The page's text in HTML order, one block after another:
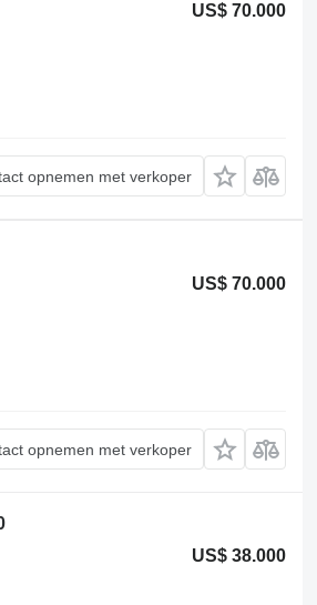
US$ 70.000
opnemen met verkoper
US$ 70.000
opnemen met verkoper
US$ 38.000